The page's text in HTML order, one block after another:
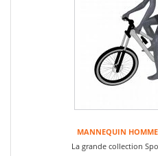
MANNEQUIN HOMME
La grande collection